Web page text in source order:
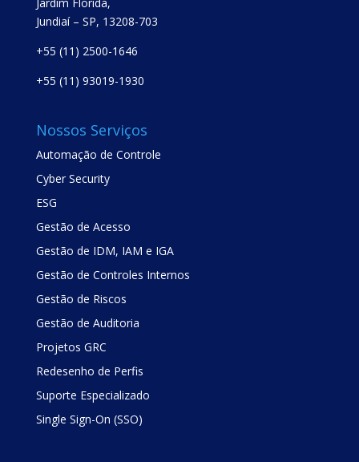
Jundiaí – SP, 13208-703
+55 (11) 2500-1646
+55 (11) 93019-1930
Nossos Serviços
Automação de Controle
Cyber Security
ESG
Gestão de Acesso
Gestão de IDM, IAM e IGA
Gestão de Controles Internos
Gestão de Riscos
Gestão de Auditoria
Projetos GRC
Redesenho de Perfis
Suporte Especializado
Single Sign-On (SSO)